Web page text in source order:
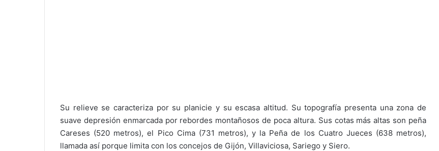
Su relieve se caracteriza por su planicie y su escasa altitud. Su topografía presenta una zona de
suave depresión enmarcada por rebordes montañosos de poca altura. Sus cotas más altas son peña
Careses (520 metros), el Pico Cima (731 metros), y la Peña de los Cuatro Jueces (638 metros),
llamada así porque limita con los concejos de Gijón, Villaviciosa, Sariego y Siero.